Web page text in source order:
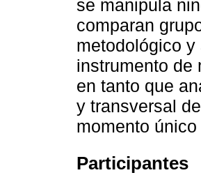
se manipula
comparan
metodológico
instrumento de
en tanto que
y transversal
momento
Participantes